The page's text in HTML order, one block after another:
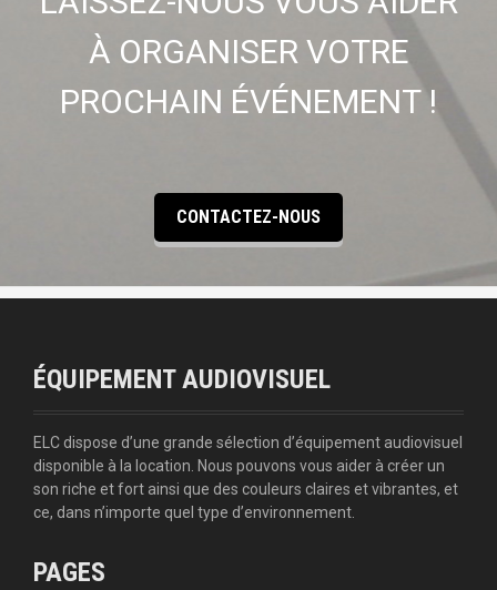
À ORGANISER VOTRE
PROCHAIN ÉVÉNEMENT !
CONTACTEZ-NOUS
ÉQUIPEMENT AUDIOVISUEL
ELC dispose d’une grande sélection d’équipement audiovisuel
disponible à la location. Nous pouvons vous aider à créer un
son riche et fort ainsi que des couleurs claires et vibrantes, et
ce, dans n’importe quel type d’environnement.
PAGES